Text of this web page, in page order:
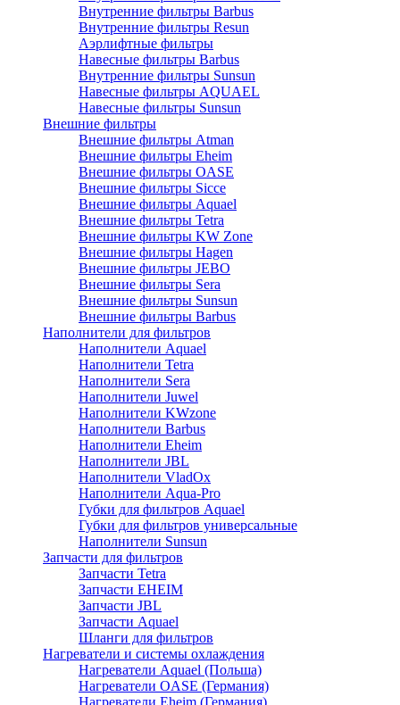
Внутренние фильтры Barbus
Внутренние фильтры Resun
Аэрлифтные фильтры
Навесные фильтры Barbus
Внутренние фильтры Sunsun
Навесные фильтры AQUAEL
Навесные фильтры Sunsun
Внешние фильтры
Внешние фильтры Atman
Внешние фильтры Eheim
Внешние фильтры OASE
Внешние фильтры Sicce
Внешние фильтры Aquael
Внешние фильтры Tetra
Внешние фильтры KW Zone
Внешние фильтры Hagen
Внешние фильтры JEBO
Внешние фильтры Sera
Внешние фильтры Sunsun
Внешние фильтры Barbus
Наполнители для фильтров
Наполнители Aquael
Наполнители Tetra
Наполнители Sera
Наполнители Juwel
Наполнители KWzone
Наполнители Barbus
Наполнители Eheim
Наполнители JBL
Наполнители VladOx
Наполнители Aqua-Pro
Губки для фильтров Aquael
Губки для фильтров универсальные
Наполнители Sunsun
Запчасти для фильтров
Запчасти Tetra
Запчасти EHEIM
Запчасти JBL
Запчасти Aquael
Шланги для фильтров
Нагреватели и системы охлаждения
Нагреватели Aquael (Польша)
Нагреватели OASE (Германия)
Нагреватели Eheim (Германия)